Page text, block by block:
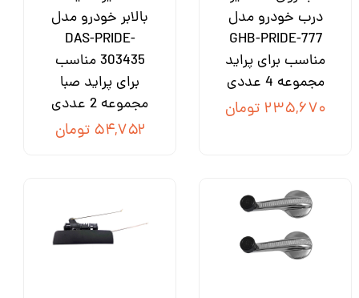
درب خودرو مدل
GHB-PRIDE-777
مناسب برای پراید
مجموعه 4 عددی
۲۳۵,۶۷۰ تومان
بالابر خودرو مدل
DAS-PRIDE-
303435 مناسب
برای پراید صبا
مجموعه 2 عددی
۵۴,۷۵۲ تومان